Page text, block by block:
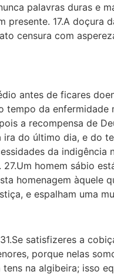
palavras duras e
17.A doçura
censura com
antes de ficares
tempo da
a recompensa de
do último dia, e do
da indigência
homem sábio
homenagem àquele
e espalham uma
satisfizeres a
porque nelas
na algibeira; isso